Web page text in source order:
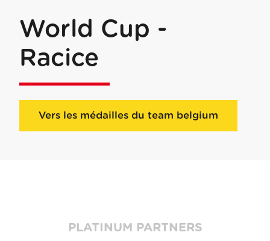
World Cup -
Racice
Vers les médailles du team belgium
PLATINUM PARTNERS